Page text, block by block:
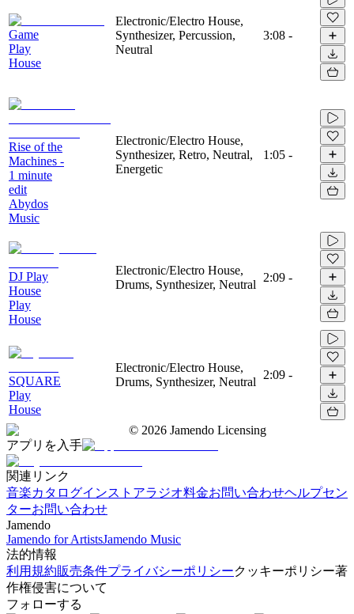
Game
Play
House
Electronic/Electro House,
Synthesizer, Percussion,
Neutral
3:08 -
Rise of the
Machines -
1 minute
edit
Abydos
Music
Electronic/Electro House,
Synthesizer, Retro, Neutral,
Energetic
1:05 -
DJ Play
House
Play
House
Electronic/Electro House,
Drums, Synthesizer, Neutral
2:09 -
SQUARE
Play
House
Electronic/Electro House,
Drums, Synthesizer, Neutral
2:09 -
© 2026 Jamendo Licensing
アプリを入手
関連リンク
音楽カタログインストアラジオ料金お問い合わせヘルプセン
ターお問い合わせ
Jamendo
Jamendo for ArtistsJamendo Music
法的情報
利用規約販売条件プライバシーポリシークッキーポリシー著
作権侵害について
フォローする